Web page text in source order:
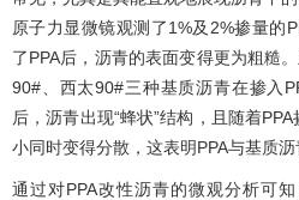
原子力显微镜观测了1%及2%掺量的
了PPA后，沥青的表面变得更为粗糙
90#、西太90#三种基质沥青在掺入
后，沥青出现“蜂状”结构，且随着
小同时变得分散，这表明PPA与基质沥
通过对PPA改性沥青的微观分析可